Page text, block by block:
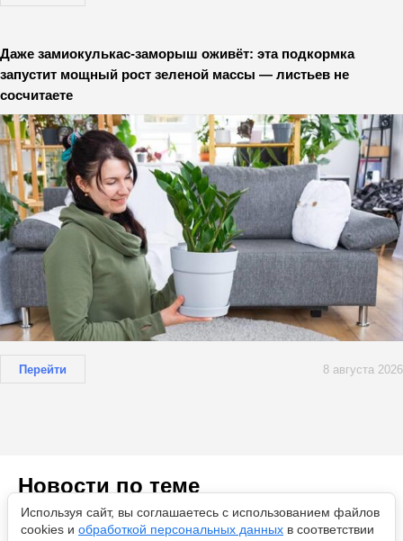
Новости по теме
Даже замиокулькас-заморыш оживёт: эта подкормка
запустит мощный рост зеленой массы — листьев не
сосчитаете
Перейти 8 августа 2026
Используя сайт, вы соглашаетесь с использованием файлов
cookies и обработкой персональных данных в соответствии